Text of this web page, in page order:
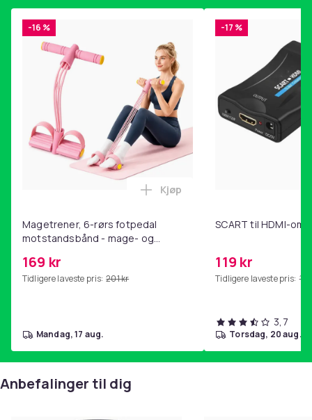
-16 %
Magetrener, 6-rørs fotpedal
motstandsbånd - mage- og
hjemmegymnastikk Pink
169 kr
Tidligere laveste pris: 201 kr
Legg Magetrener, 6-rørs
Kjøp
mandag, 17 aug.
-17 %
SCART til HDMI-
119 kr
Tidligere laveste pris:
3,7
torsdag, 20 aug.
Anbefalinger til dig